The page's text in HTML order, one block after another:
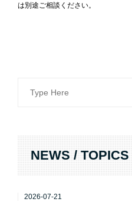
は別途ご相談ください。
Search
NEWS / TOPICS
2026-07-21